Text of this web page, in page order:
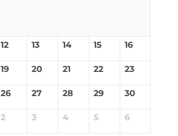
12 13 14 15 16
19 20 21 22 23
26 27 28 29 30
2 3 4 5 6